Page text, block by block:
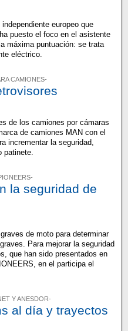
europeo que
puesto el foco en el asistente
máxima puntuación: se trata
eléctrico.
CAMIONES-
de los camiones por cámaras
de camiones MAN con el
incrementar la seguridad,
patinete.
la seguridad de
de moto para determinar
Para mejorar la seguridad
que han sido presentados en
en el participa el
Y ANESDOR-
al día y trayectos